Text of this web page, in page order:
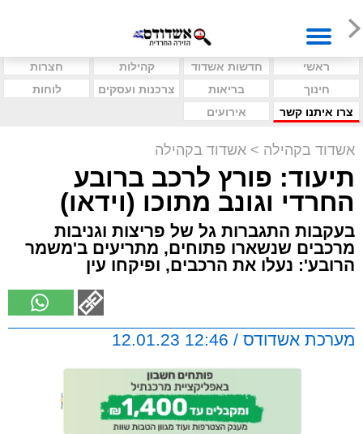
ראשי חדשות אשדוד קהילות
חצרות
חינוך
בריאות צרכנות ועסקים
לוחות
צרו איתנו קשר
אירועים
אשדוד בקהילה > אשדוד בקהילה
תיעוד: פורץ לרכב ברובע
החרדי וגונב מתוכו (וידאו)
בעקבות התגברות גל של פריצות וגניבות
מרכבים שנשארו פתוחים, מתריעים ב'משמר
הרובע': נעלו את הרכבים, ופיקחו עין
מערכת אשדודס / 12:46 12.01.23